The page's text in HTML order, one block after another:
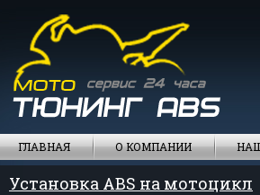
ГЛАВНАЯ О КОМПАНИИ
Установка ABS на мотоцикл